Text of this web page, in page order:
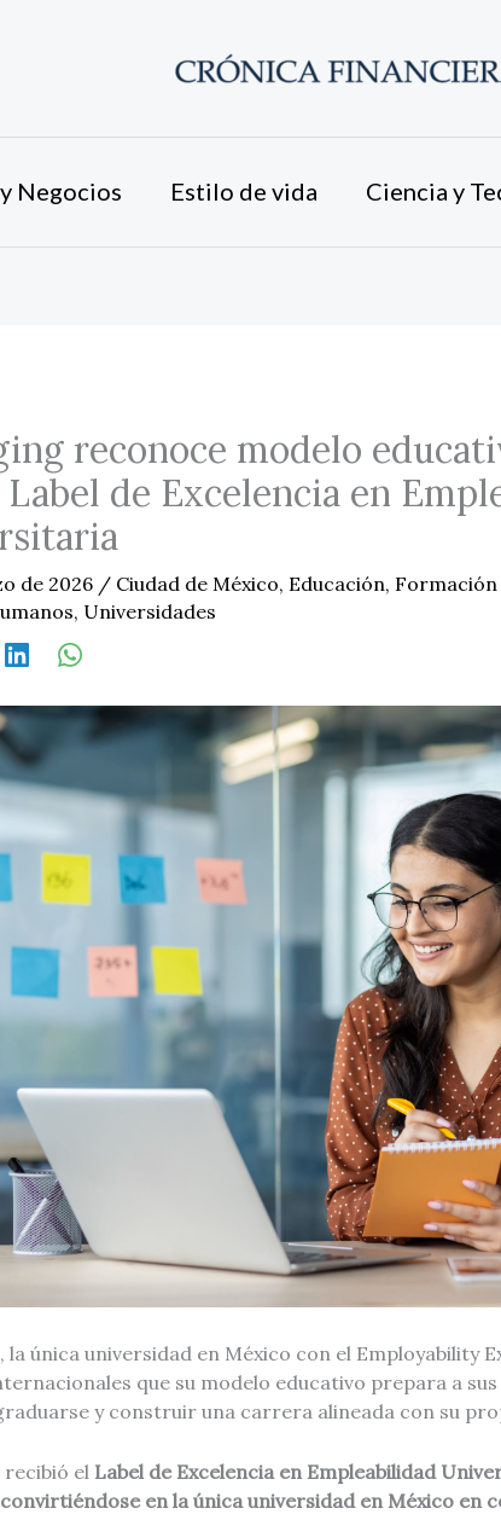
Negocios Estilo de vida Ciencia y
reconoce modelo
de Excelencia en
de 2026 / Ciudad de México, Educación,
, Universidades
la única universidad en México con el Employability
que su modelo educativo prepara a
y construir una carrera alineada con su
el Label de Excelencia en Empleabilidad
convirtiéndose en la única universidad en México